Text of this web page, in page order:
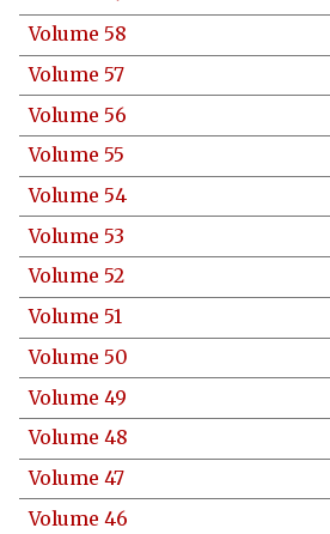
Volume 58
Volume 57
Volume 56
Volume 55
Volume 54
Volume 53
Volume 52
Volume 51
Volume 50
Volume 49
Volume 48
Volume 47
Volume 46